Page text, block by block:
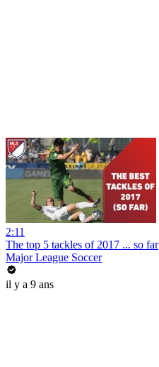
2:11
The top 5 tackles of 2017 ... so far
Major League Soccer
il y a 9 ans